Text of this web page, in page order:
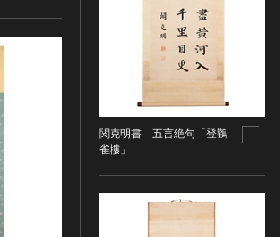
関克明書 五言絶句「登鸛
雀樓」
国]
]
品類
品類
品類
貝製品類
書跡・典籍／古文書
)
記念物)
群保存地区
術
財
- OTHER KNOWN LEGAL
（著作権なし-他の法的制限あり）
- UNITED STATES（著作権なし-米国
NOT EVALUATED（著作権未評価）
UNDETERMINED（著作権未決定）
COPYRIGHT（知る限り著作権なし）
UNDETERMINED - JP ORPHAN
作権未決定-裁定制度利用著作物）